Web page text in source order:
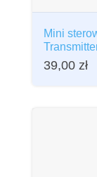
Mini
39,00 zł